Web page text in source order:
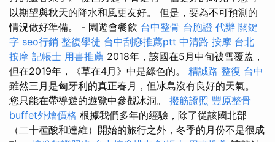
以期望與秋天的降水和風更友好。 但是，要為不可預測的
情況做好準備。 - 園遊會餐飲 台中整骨 台胞證 代辦 關鍵
字 seo行銷 整復學徒 台中刮痧推薦ptt 中清路 按摩 台北
按摩 記帳士 用書推薦 2018年，該國在5月中旬被雪覆蓋，
但在2019年，《草在4月》中是綠色的。 精誠路 整復 台中
雖然三月是匈牙利的真正春月，但冰島沒有良好的天氣。
您只能在帶導遊的遊覽中參觀冰洞。 撥筋證照 豐原整骨
buffet外燴價格 根據我們多年的經驗，除了從該國北部
（二十種酸和達維）開始的旅行之外，冬季的月份不是很成